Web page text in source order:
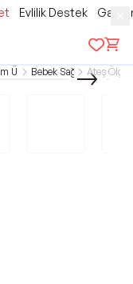
Evlilik Destek
ÜrünleriBebek Sağlık Ateş Ölçer